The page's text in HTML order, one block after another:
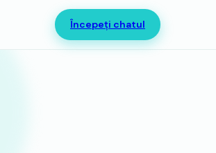
Începeți chatul